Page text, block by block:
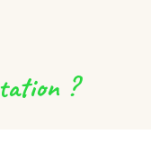
?